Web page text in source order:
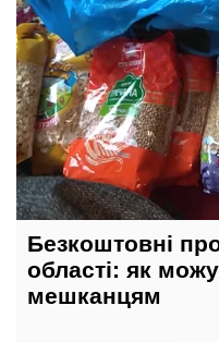
Безкоштовні
області: як
мешканцям